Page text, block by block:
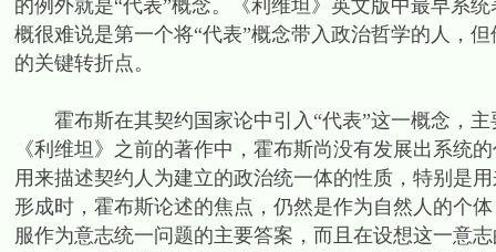
的例外就是“代表”概念。《利维坦》英文版中最早系
概很难说是第一个将“代表”概念带入政治哲学的人，
的关键转折点。
霍布斯在其契约国家论中引入“代表”这一概念，主
《利维坦》之前的著作中，霍布斯尚没有发展出系统
用来描述契约人为建立的政治统一体的性质，特别是
形成时，霍布斯论述的焦点，仍然是作为自然人的个
服作为意志统一问题的主要答案，而且在设想这一意